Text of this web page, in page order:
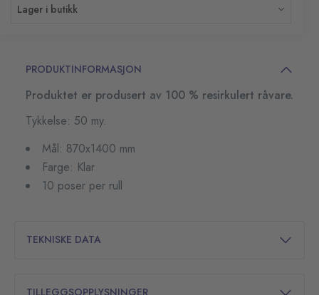
Lager i butikk
PRODUKTINFORMASJON
Produktet er produsert av 100 % resirkulert råvare.
Tykkelse: 50 my.
Mål: 870x1400 mm
Farge: Klar
10 poser per rull
TEKNISKE DATA